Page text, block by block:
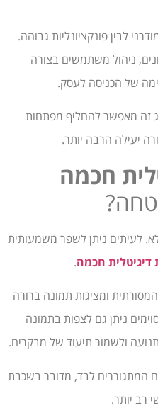
לבין פונקציונליות גבוהה.
ניהול משתמשים בצורה
של הכניסה לעסק.
זה מאפשר להחליף מפתחות
יעילה הרבה יותר.
חכמה
לעיתים ניתן לשפר משמעותית
דיגיטלית חכמה.
ומציגות תמונה ברורה
ניתן גם לצפות בתמונה
ולשמור תיעוד של מבקרים.
המתגוררים לבד, מדובר בשכבת
רב יותר.